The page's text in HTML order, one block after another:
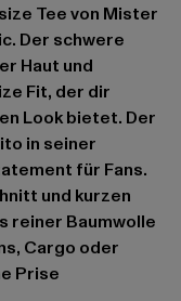
Tee von Mister
Der schwere
Haut und
Fit, der dir
Look bietet. Der
in seiner
für Fans.
und kurzen
reiner Baumwolle
Cargo oder
Prise